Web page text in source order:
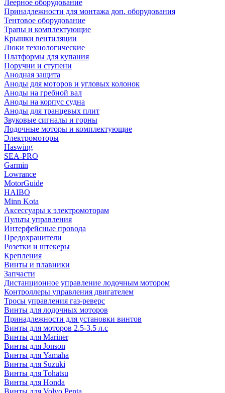
Леерное оборудование
Принадлежности для монтажа доп. оборудования
Тентовое оборудование
Трапы и комплектующие
Крышки вентиляции
Люки технологические
Платформы для купания
Поручни и ступени
Анодная защита
Аноды для моторов и угловых колонок
Аноды на гребной вал
Аноды на корпус судна
Аноды для транцевых плит
Звуковые сигналы и горны
Лодочные моторы и комплектующие
Электромоторы
Haswing
SEA-PRO
Garmin
Lowrance
MotorGuide
HAIBO
Minn Kota
Аксессуары к электромоторам
Пульты управления
Интерфейсные провода
Предохранители
Розетки и штекеры
Крепления
Винты и плавники
Запчасти
Дистанционное управление лодочным мотором
Контроллеры управления двигателем
Тросы управления газ-реверс
Винты для лодочных моторов
Принадлежности для установки винтов
Винты для моторов 2.5-3.5 л.с
Винты для Mariner
Винты для Jonson
Винты для Yamaha
Винты для Suzuki
Винты для Tohatsu
Винты для Honda
Винты для Volvo Penta